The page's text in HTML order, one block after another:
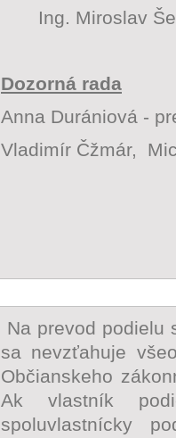
Ing. Miroslav
Dozorná rada
Anna Durániová -
Vladimír Čžmár,
Na prevod podielu
sa nevzťahuje
Občianskeho
Ak vlastník
spoluvlastnícky